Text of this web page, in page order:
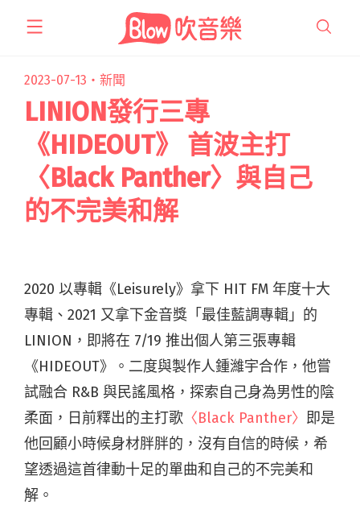
2023-07-13・ 新聞
LINION發行三專
《HIDEOUT》 首波主打
〈Black Panther〉與自己
的不完美和解
2020 以專輯《Leisurely》拿下 HIT FM 年度十大
專輯、2021 又拿下金音獎「最佳藍調專輯」的
LINION，即將在 7/19 推出個人第三張專輯
《HIDEOUT》。二度與製作人鍾濰宇合作，他嘗
試融合 R&B 與民謠風格，探索自己身為男性的陰
柔面，日前釋出的主打歌 〈Black Panther〉 即是
他回顧小時候身材胖胖的，沒有自信的時候，希
望透過這首律動十足的單曲和自己的不完美和
解。